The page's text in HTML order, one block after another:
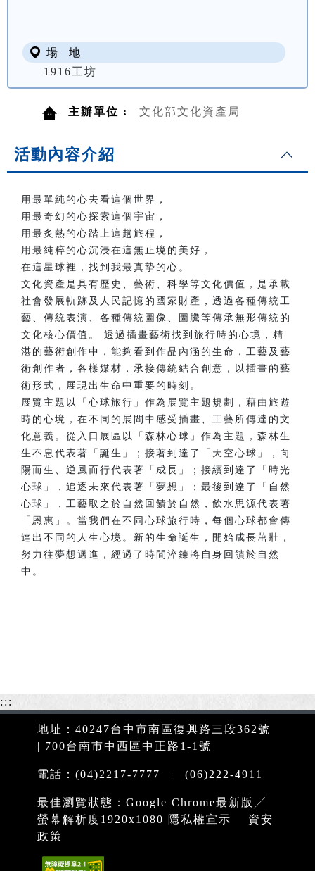
場 地
1916工坊
主辦單位 : 文化部文化資產局
活動內容介紹
用最單純的心去看這個世界，
用最奇幻的心探索這個宇宙，
用最炙熱的心踏上這趟旅程，
用最純粹的心沉浸在這無止境的美好，
在這星球裡，找到我最真摯的心。
文化資產是具有歷史、藝術、科學等文化價值，是承載
社會發展軌跡及人民記憶的國家財產，透過各種傳統工
藝、傳統表演、各種傳統圖像、圖騰等傳承無形傳統的
文化核心價值。 透過插畫藝術找到旅行時的心境，精
湛的藝術創作中，能夠看到作品內涵的生命，工藝及藝
術創作者，各樣媒材，承接傳統結合創意，以插畫的藝
術形式，展現出生命中重要的時刻。
展覽主題以「心球旅行」作為展覽主題規劃，藉由旅遊
時的心境，在不同的展間中感受插畫、工藝所傳達的文
化意義。從入口展區以「森林心球」作為主題，森林生
生不息代表著「誕生」；接著到達了「天空心球」，向
陽而生、逆風而行代表著「成長」；接續到達了「時光
心球」，追逐未來代表著「夢想」；最後到達了「自然
心球」，工藝取之於自然回饋於自然，飲水思源代表著
「恩惠」。當我們在不同心球旅行時，每個心球都會傳
達出不同的人生心境。新的生命誕生，開始成長茁壯，
努力往夢想邁進，經過了時間淬鍊將自身回饋於自然
中。
:::
地址：40247台中市南區復興路三段362號
| 700台南市中西區中正路1-1號
電話：(04)2217-7777 | (06)222-4911
最佳瀏覽狀態：Google Chrome最新版╱
螢幕解析度1920x1080 隱私權宣示
資安
政策